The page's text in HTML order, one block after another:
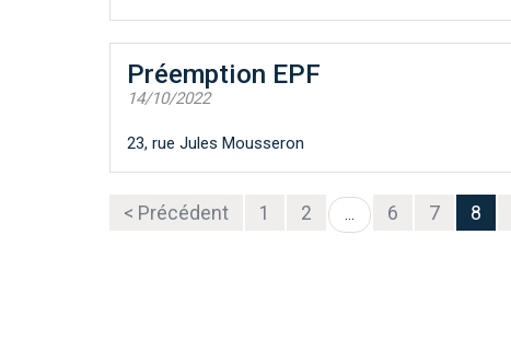
Préemption EPF
14/10/2022
23, rue Jules Mousseron
< Précédent 1 2 ... 6 7 8